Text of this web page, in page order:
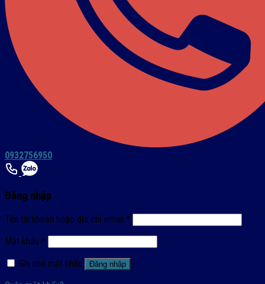
0932756950
Đăng nhập
Tên tài khoản hoặc địa chỉ email *
Mật khẩu *
Ghi nhớ mật khẩu
Đăng nhập